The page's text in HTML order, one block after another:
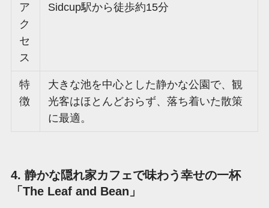
ア
ク
セ
ス
Sidcup駅から徒歩約15分
特
徴
大きな池を中心とした静かな公園で、観
光客はほとんどおらず、落ち着いた散策
に最適。
4. 静かな隠れ家カフェで味わう幸せの一杯
「The Leaf and Bean」